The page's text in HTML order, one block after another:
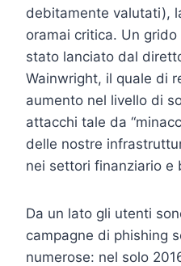
debitamente valutati),
oramai critica. Un grido
stato lanciato dal
Wainwright, il quale di
aumento nel livello di
attacchi tale da
delle nostre
nei settori finanziario e
Da un lato gli utenti
campagne di phishing
numerose: nel solo